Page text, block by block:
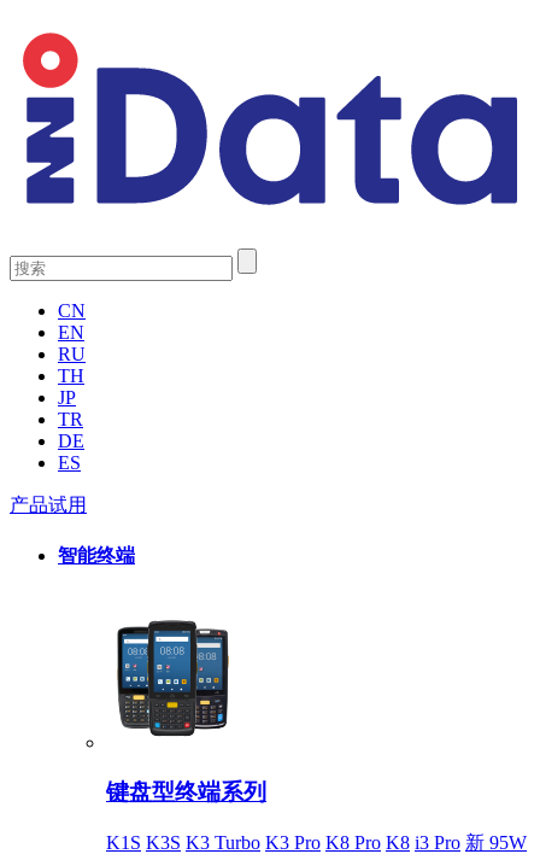
CN
EN
RU
TH
JP
TR
DE
ES
产品试用
智能终端
键盘型终端系列
K1S K3S K3 Turbo K3 Pro K8 Pro K8 i3 Pro 新 95W